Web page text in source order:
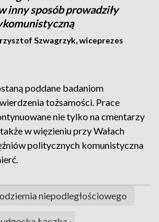
inny sposób prowadziły
Szwagrzyk, wiceprezes
poddane badaniom
tożsamości. Prace
nie tylko na cmentarzy
w więzieniu przy Wałach
politycznych komunistyczna
niepodległościowego